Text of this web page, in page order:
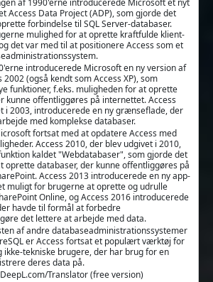
af 1990'erne introducerede Microsoft et nyt
Access Data Project (ADP), som gjorde det
forbindelse til SQL Server-databaser.
mulighed for at oprette kraftfulde klient-
det var med til at positionere Access som et
introducerede Microsoft en ny version af
2002 (også kendt som Access XP), som
funktioner, f.eks. muligheden for at oprette
kunne offentliggøres på internettet. Access
i 2003, introducerede en ny grænseflade, der
med komplekse databaser.
fortsat med at opdatere Access med
Access 2010, der blev udgivet i 2010,
kaldet "Webdatabaser", som gjorde det
oprette databaser, der kunne offentliggøres på
Access 2013 introducerede en ny app-
muligt for brugerne at oprette og udrulle
Online, og Access 2016 introducerede
havde til formål at forbedre
det lettere at arbejde med data.
af andre databaseadministrationssystemer
er Access fortsat et populært værktøj for
ikke-tekniske brugere, der har brug for en
deres data på.
Translator (free version)